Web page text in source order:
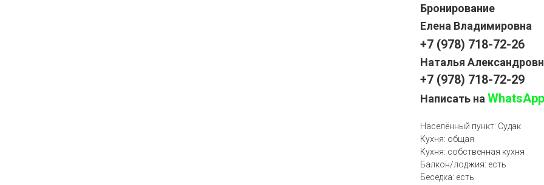
Бронирование
Елена Владимировна
+7 (978) 718-72-26
Наталья
+7 (978) 718-72-29
Написать на WhatsApp
Населённый пункт: Судак
Кухня: общая
Кухня: собственная кухня
Балкон/лоджия: есть
Беседка: есть